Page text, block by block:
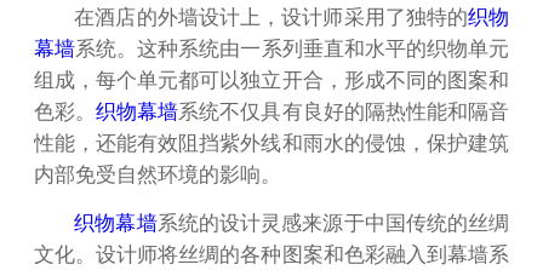
在酒店的外墙设计上，设计师采用了独特的织物
幕墙系统。这种系统由一系列垂直和水平的织物单元
组成，每个单元都可以独立开合，形成不同的图案和
色彩。 织物幕墙系统不仅具有良好的隔热性能和隔音
性能，还能有效阻挡紫外线和雨水的侵蚀，保护建筑
内部免受自然环境的影响。
织物幕墙系统的设计灵感来源于中国传统的丝绸
文化。设计师将丝绸的各种图案和色彩融入到幕墙系